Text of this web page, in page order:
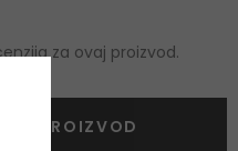
za ovaj proizvod.
PROIZVOD